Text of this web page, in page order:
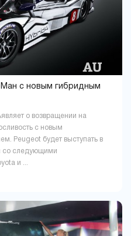
с новым гибридным
о возвращении на
с новым
Peugeot будет выступать в
со следующими
и ...